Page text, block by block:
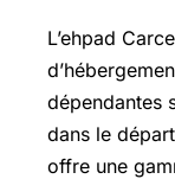
L’ehpad
dépendantes
dans le
offre une